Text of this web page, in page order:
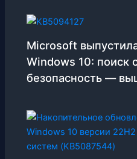
Microsoft
Windows 10: поиск
безопасность —